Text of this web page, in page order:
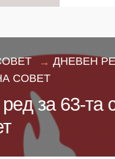
ДНЕВЕН
СОВЕТ
за 63-та